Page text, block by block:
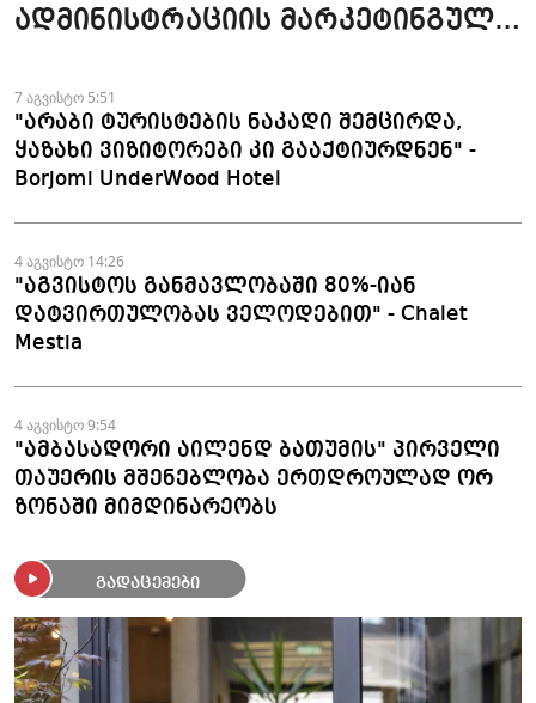
ადმინისტრაციის მარკეტინგული
მომზადდა
7 აგვისტო 5:51
"არაბი ტურისტების ნაკადი შემცირდა,
ყაზახი ვიზიტორები კი გააქტიურდნენ" -
Borjomi UnderWood Hotel
4 აგვისტო 14:26
"აგვისტოს განმავლობაში 80%-იან
დატვირთულობას ველოდებით" - Chalet
Mestia
4 აგვისტო 9:54
"ამბასადორი აილენდ ბათუმის" პირველი
თაუერის მშენებლობა ერთდროულად ორ
ზონაში მიმდინარეობს
გადაცემები